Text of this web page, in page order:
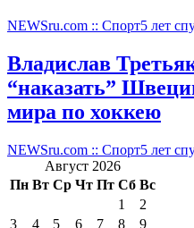
NEWSru.com :: Спорт5 лет
Владислав
“наказать”
мира по хоккею
NEWSru.com :: Спорт5 лет
Август 2026
Пн Вт Ср Чт Пт Сб Вс
1
2
3
4 5 6 7 8
9